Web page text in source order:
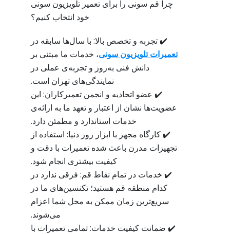
چرا قم سونی را برای تعمیر تلویزیون سونی
خود انتخاب کنیم؟
✔️ تجربه و تخصص بالا: با سال‌ها سابقه در
تعمیرات تلویزیون سونی، خدمات ما مبتنی بر
دانش فنی به‌روز و تجربه‌ی عملی در
نمایندگی‌های تهران است.
✔️ عضو اتحادیه و انجمن تعمیرکاران: این
عضویت‌ها نشان از اعتبار و تعهد ما به ارائه‌ی
خدمات استاندارد و مطمئن دارد.
✔️ کارگاه مجهز با ابزار روز دنیا: استفاده از
تجهیزات مدرن باعث شده تعمیرات با دقت و
کیفیت بیشتری انجام شود.
✔️ خدمات در تمام نقاط قم: فرقی ندارد در
کدام منطقه قم هستید؛ تکنسین‌های ما در
سریع‌ترین زمان ممکن به محل شما اعزام
می‌شوند.
✔️ ضمانت کیفیت خدمات: تمامی تعمیرات با